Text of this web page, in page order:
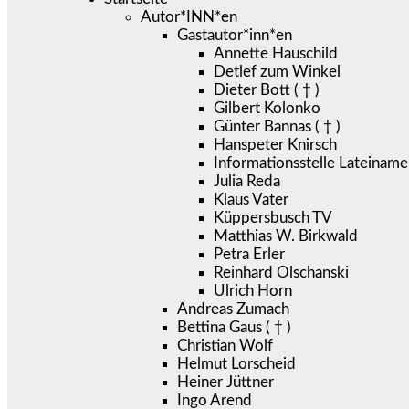
Autor*INN*en
Gastautor*inn*en
Annette Hauschild
Detlef zum Winkel
Dieter Bott ( † )
Gilbert Kolonko
Günter Bannas ( † )
Hanspeter Knirsch
Informationsstelle
Julia Reda
Klaus Vater
Küppersbusch TV
Matthias W. Birkwald
Petra Erler
Reinhard Olschanski
Ulrich Horn
Andreas Zumach
Bettina Gaus ( † )
Christian Wolf
Helmut Lorscheid
Heiner Jüttner
Ingo Arend